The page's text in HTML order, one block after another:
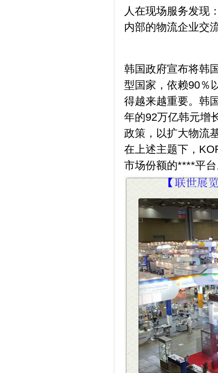
人在现场服务发现
内部的物流企业交
韩国政府宣布将韩
型国家，依赖90％
得越来越重要。韩
年的92万亿韩元增
政策，以扩大物流
在上述主题下，
市场份额的****平